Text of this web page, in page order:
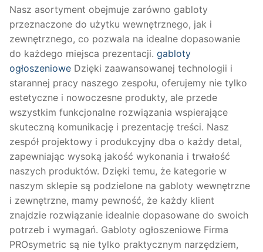
Nasz asortyment obejmuje zarówno gabloty
przeznaczone do użytku wewnętrznego, jak i
zewnętrznego, co pozwala na idealne dopasowanie
do każdego miejsca prezentacji. gabloty
ogłoszeniowe Dzięki zaawansowanej technologii i
starannej pracy naszego zespołu, oferujemy nie tylko
estetyczne i nowoczesne produkty, ale przede
wszystkim funkcjonalne rozwiązania wspierające
skuteczną komunikację i prezentację treści. Nasz
zespół projektowy i produkcyjny dba o każdy detal,
zapewniając wysoką jakość wykonania i trwałość
naszych produktów. Dzięki temu, że kategorie w
naszym sklepie są podzielone na gabloty wewnętrzne
i zewnętrzne, mamy pewność, że każdy klient
znajdzie rozwiązanie idealnie dopasowane do swoich
potrzeb i wymagań. Gabloty ogłoszeniowe Firma
PROsymetric są nie tylko praktycznym narzędziem,